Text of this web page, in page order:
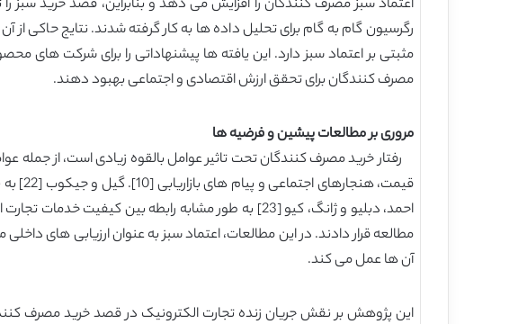
رگرسیون گام به گام برای تحلیل داده ها به کار گرفته شدند. نتایج حاکی
مثبتی بر اعتماد سبز دارد. این یافته ها پیشنهاداتی را برای شرکت های
مصرف کنندگان برای تحقق ارزش اقتصادی و اجتماعی بهبود دهند.
مروری بر مطالعات پیشین و فرضیه ها
احمد، دبلیو و ژانگ، کیو [‏23]‏ به طور مشابه رابطه بین
مطالعه قرار دادند. در این مطالعات، اعتماد سبز به عنوان ارزیابی های
آن ها عمل می کند.